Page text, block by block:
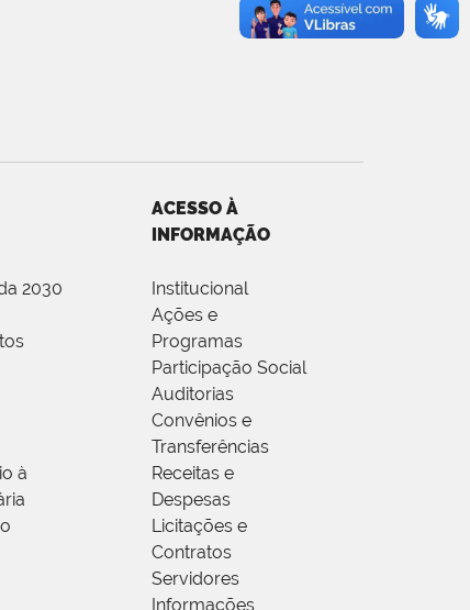
2030
à
ACESSO À
INFORMAÇÃO
Institucional
Ações e
Programas
Participação Social
Auditorias
Convênios e
Transferências
Receitas e
Despesas
Licitações e
Contratos
Servidores
Informações